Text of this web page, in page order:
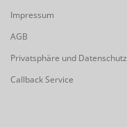
Impressum
AGB
Privatsphäre und Datenschutz
Callback Service